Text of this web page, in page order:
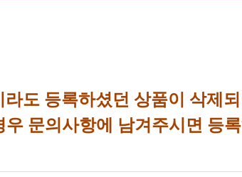
라도 등록하셨던 상품이 삭제
우 문의사항에 남겨주시면 등